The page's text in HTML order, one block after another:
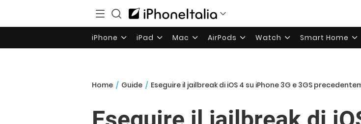
iPhone iPad Mac AirPods Watch Smart Home
Home / Guide / Eseguire il jailbreak di iOS 4 su iPhone 3G e 3GS